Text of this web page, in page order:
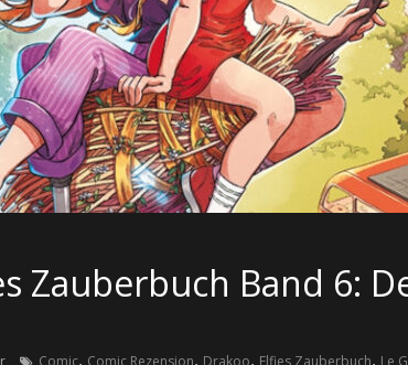
Zauberbuch Band 6:
, , , ,